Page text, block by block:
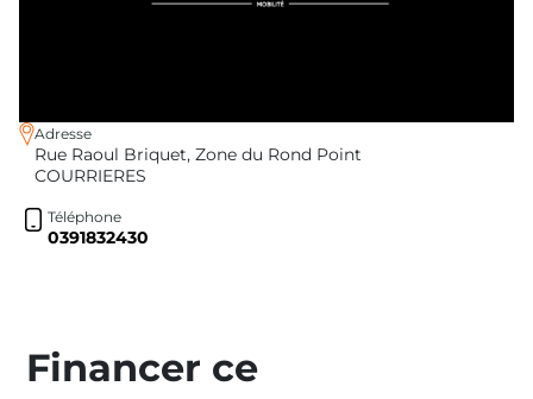
Adresse
Rue Raoul Briquet, Zone du Rond Point
COURRIERES
Téléphone
0391832430
Financer ce